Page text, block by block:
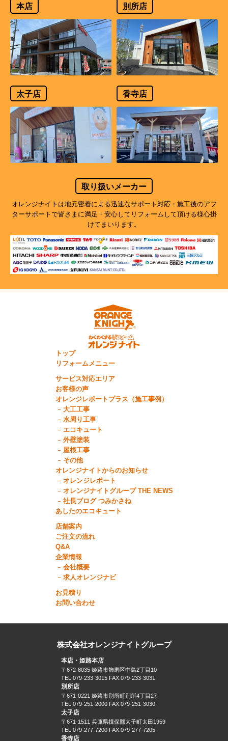
本店 別所店
太子店 香寺店
取り扱いメーカー
オレンジナイトは地元密着による迅速なサポート対応・施工後のアフ
ターサポートで皆さまに満足・安心してリフォームして頂ける様心掛
けてまいります。
トップ
リフォームメニュー
サービス対応エリア
お客様の声
オレンジレポートプラス（施工事例）
大工工事
水周り工事
エコキュート
外壁塗装
屋根工事
その他
オレンジナイトからのお知らせ
オレンジレポート
オレンジナイトグループ THE NEWS
社長ブログ つみかさね
あしたのエコキュート
店舗案内
ご注文の流れ
Q&A
企業情報
会社概要
求人オレンジナビ
お見積り
お問い合わせ
株式会社オレンジナイトグループ
本店・姫路本店
〒672-8035 姫路市飾磨区中島2丁目10
TEL.079-233-3015 FAX.079-233-3031
別所店
〒671-0221 姫路市別所町別所4丁目27
TEL.079-251-2000 FAX.079-251-3030
太子店
〒671-1511 兵庫県揖保郡太子町太田1959
TEL.079-277-7200 FAX.079-277-7205
香寺店